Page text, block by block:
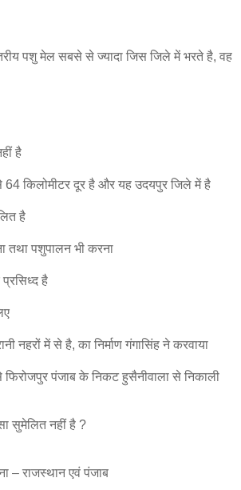
पशु मेल सबसे से ज्यादा जिस जिले में भरते है, वह
है
किलोमीटर दूर है और यह उदयपुर जिले में है
है
तथा पशुपालन भी करना
है
नहरों में से है, का निर्माण गंगासिंह ने करवाया
पंजाब के निकट हुसैनीवाला से निकाली
सुमेलित नहीं है ?
– राजस्थान एवं पंजाब